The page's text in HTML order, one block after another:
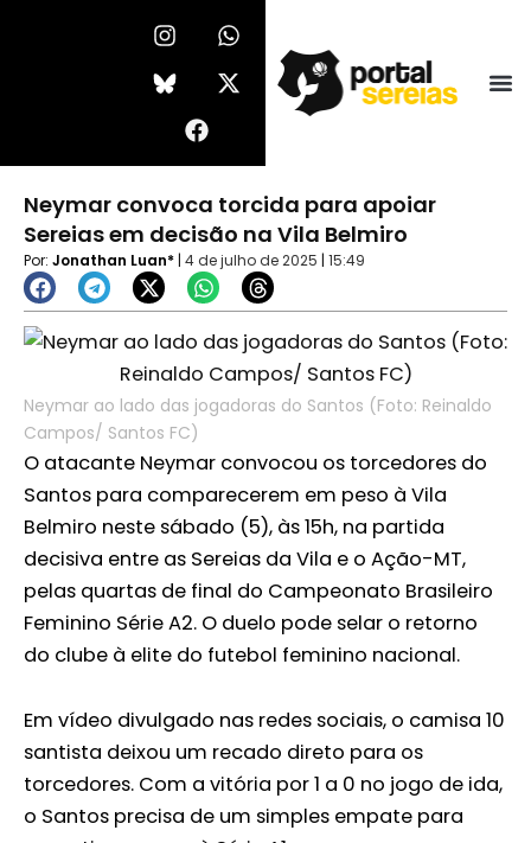
I
n
s
t
r
m
W
h
a
t
p
X
-
t
w
t
r
b
o
o
Neymar convoca torcida para apoiar
Sereias em decisão na Vila Belmiro
Por: Jonathan Luan* | 4 de julho de 2025 | 15:49
Neymar ao lado das jogadoras do Santos (Foto: Reinaldo
Campos/ Santos FC)
O atacante Neymar convocou os torcedores do
Santos para comparecerem em peso à Vila
Belmiro neste sábado (5), às 15h, na partida
decisiva entre as Sereias da Vila e o Ação-MT,
pelas quartas de final do Campeonato Brasileiro
Feminino Série A2. O duelo pode selar o retorno
do clube à elite do futebol feminino nacional.
Em vídeo divulgado nas redes sociais, o camisa 10
santista deixou um recado direto para os
torcedores. Com a vitória por 1 a 0 no jogo de ida,
o Santos precisa de um simples empate para